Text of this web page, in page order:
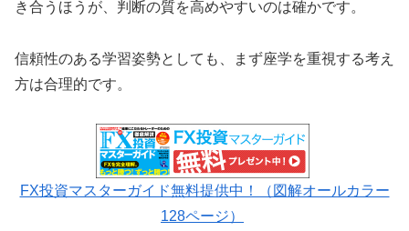
き合うほうが、判断の質を高めやすいのは確かです。
信頼性のある学習姿勢としても、まず座学を重視する考え
方は合理的です。
FX投資マスターガイド無料提供中！（図解オールカラー
128ページ）